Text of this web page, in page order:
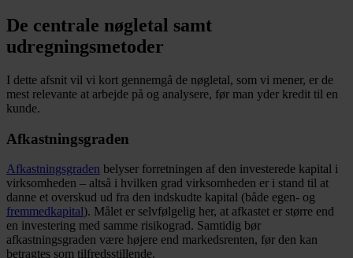
De centrale nøgletal samt
udregningsmetoder
I dette afsnit vil vi kort gennemgå de nøgletal, som vi mener, er de
mest relevante at arbejde på og analysere, før man yder kredit til en
kunde.
Afkastningsgraden
Afkastningsgraden belyser forretningen af den investerede kapital i
virksomheden – altså i hvilken grad virksomheden er i stand til at
danne et overskud ud fra den indskudte kapital (både egen- og
fremmedkapital). Målet er selvfølgelig her, at afkastet er større end
en investering med samme risikograd. Samtidig bør
afkastningsgraden være højere end markedsrenten, før den kan
betragtes som tilfredsstillende.